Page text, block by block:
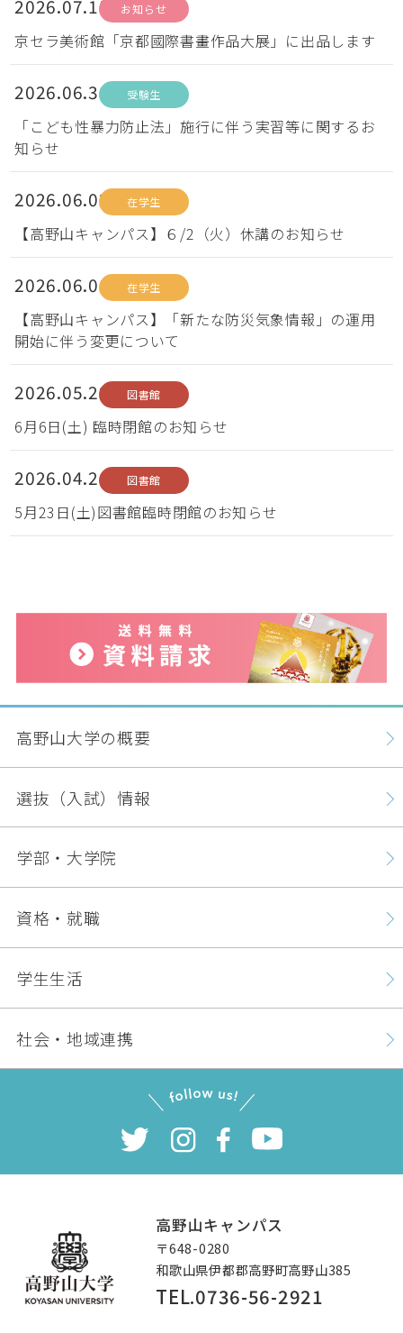
2026.07.15 お知らせ
京セラ美術館「京都國際書畫作品大展」に出品します
2026.06.30 受験生
「こども性暴力防止法」施行に伴う実習等に関するお
知らせ
2026.06.02 在学生
【高野山キャンパス】６/2（火）休講のお知らせ
2026.06.01 在学生
【高野山キャンパス】「新たな防災気象情報」の運用
開始に伴う変更について
2026.05.29 図書館
6月6日(土) 臨時閉館のお知らせ
2026.04.24 図書館
5月23日(土)図書館臨時閉館のお知らせ
高野山キャンパス
〒648-0280
和歌山県伊都郡高野町高野山385
TEL.0736-56-2921
高野山大学の概要
選抜（入試）情報
学部・大学院
資格・就職
学生生活
社会・地域連携